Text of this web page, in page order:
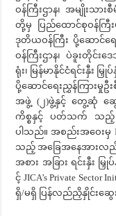
ဝန်ကြီးဌာန၊ အမျိုးသား
တို့မှ ပြည်ထောင်စုဝန်ကြီး
ဒုတိယဝန်ကြီး ပို့ဆောင်ရေ
ဝန်ကြီးဌာန၊ ပဲခူးတိုင်း
ရုံး၊ မြန်မာနိုင်ငံရင်းနှီး
ပို့ဆောင်ရေးညွှန်ကြားမှု
အဖွဲ့ (၂)ဖွဲ့နှင့် တွေ့ဆုံ ဆွေ
ကိစ္စနှင့် ပတ်သက် သည့်
ပါသည်။ အစည်းအဝေး
သည့် အခြေအနေအားလည်း
အစား အခြား ရင်းနှီး မ
င့် JICA’s Private
ရှိ/မရှိ ပြန်လည်ညှိနှိုင်း‌ဆွေ